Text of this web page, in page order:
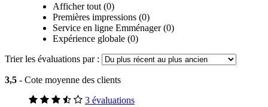
Afficher tout (0)
Premières impressions (0)
Service en ligne Emménager (0)
Expérience globale (0)
Trier les évaluations par :
3,5 - Cote moyenne des clients
3 évaluations